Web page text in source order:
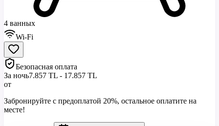
4 ванных
Wi-Fi
Безопасная оплата
За ночь7.857 TL - 17.857 TL
от
Забронируйте с предоплатой 20%, остальное оплатите на
месте!